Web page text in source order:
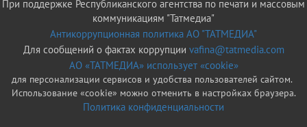
При поддержке Республиканского агентства по печати и массовым
коммуникациям "Татмедиа"
Антикоррупционная политика АО "ТАТМЕДИА"
Для сообщений о фактах коррупции vafina@tatmedia.com
АО «ТАТМЕДИА» использует «cookie»
для персонализации сервисов и удобства пользователей сайтом.
Использование «cookie» можно отменить в настройках браузера.
Политика конфиденциальности